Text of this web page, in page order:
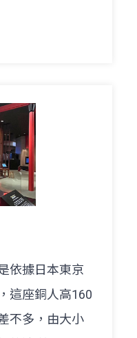
依據日本東京
這座銅人高160
不多，由大小